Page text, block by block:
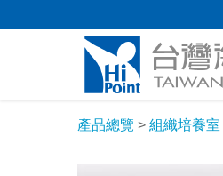
產品總覽 > 組織培養室